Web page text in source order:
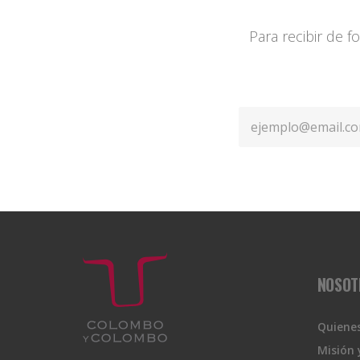
Para recibir de
Misión